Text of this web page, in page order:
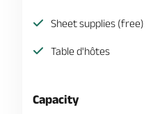
Sheet supplies (free)
Table d'hôtes
Capacity